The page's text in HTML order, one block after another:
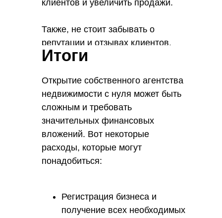
клиентов и увеличить продажи.
Также, не стоит забывать о
репутации и отзывах клиентов.
Положительные отзывы и
новых клиентов и укрепить имидж
агентства.
Итоги
Открытие собственного агентства
недвижимости с нуля может быть
сложным и требовать
значительных финансовых
вложений. Вот некоторые
расходы, которые могут
понадобиться:
Регистрация бизнеса и
получение всех необходимых